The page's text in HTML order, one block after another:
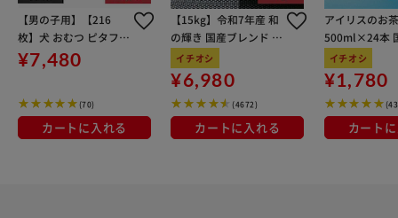
【男の子用】【216
枚】犬 おむつ ピタフィ
ット S 72枚入×3袋 M
¥7,480
(70)
カートに入れる
【15kg】令和7年産 和
の輝き 国産ブレンド 5
kg×3袋
イチオシ
¥6,980
(4672)
カートに入れる
アイリスのお
500ml×24本
100％使用
イチオシ
¥1,780
カート